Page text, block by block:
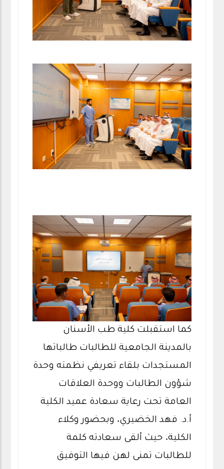
كما استقبلت كلية طب الأسنان
بالمدينة الجامعية للطالبات طالباتها
المستجدات بلقاء تعريفي نظمته وحدة
شؤون الطالبات ووحدة العلاقات
العامة تحت رعاية سعادة عميد الكلية
أ.د. فهد الخضيري، وبحضور وكلاء
الكلية، حيث ألقى سعادته كلمة
للطالبات تمنى لهن فيها التوفيق